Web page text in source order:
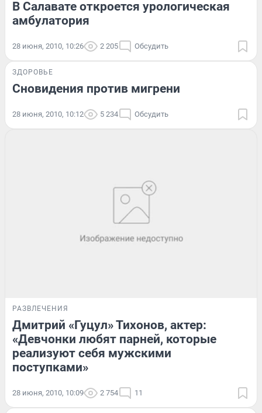
В Салавате откроется урологическая
амбулатория
28 июня, 2010, 10:26 2 205 Обсудить
ЗДОРОВЬЕ
Сновидения против мигрени
28 июня, 2010, 10:12 5 234 Обсудить
РАЗВЛЕЧЕНИЯ
Дмитрий «Гуцул» Тихонов, актер:
«Девчонки любят парней, которые
реализуют себя мужскими
поступками»
28 июня, 2010, 10:09 2 754 11